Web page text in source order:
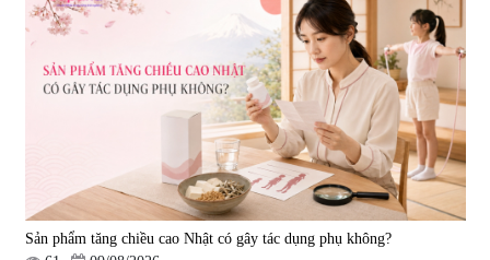
Sản phẩm tăng chiều cao Nhật có gây tác dụng phụ không?